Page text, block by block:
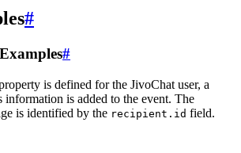
#
#
is defined for the JivoChat user, a
is added to the event. The
is identified by the recipient.id field.